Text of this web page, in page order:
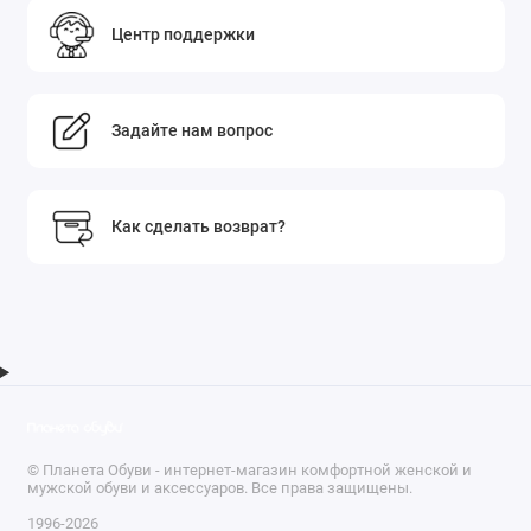
Центр поддержки
Задайте нам вопрос
Как сделать возврат?
© Планета Обуви - интернет-магазин комфортной женской и
мужской обуви и аксессуаров. Все права защищены.
1996-2026